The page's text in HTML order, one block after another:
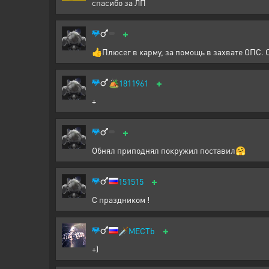
+
👍Плюсег в карму, за помощь в захвате ОПС.
🏕️1811961 +
+
+
Обнял приподнял покружил поставил🤗
151515 +
С праздником !
🗡️MECTb +
+)